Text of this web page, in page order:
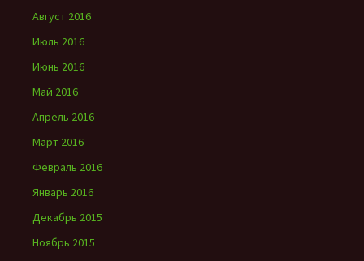
Август 2016
Июль 2016
Июнь 2016
Май 2016
Апрель 2016
Март 2016
Февраль 2016
Январь 2016
Декабрь 2015
Ноябрь 2015